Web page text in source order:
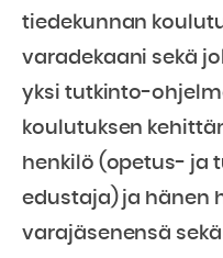
tiedekunnan
varadekaani sekä
yksi tutkinto-
koulutuksen
henkilö (opetus- ja
edustaja) ja hänen
varajäsenensä